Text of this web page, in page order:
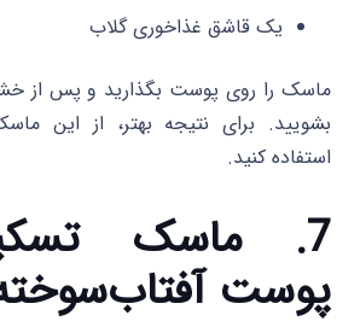
یک قاشق غذاخوری گلاب
ماسک را روی پوست بگذارید و پس از
بشویید. برای نتیجه بهتر، از این
استفاده کنید.
7. ماسک
پوست